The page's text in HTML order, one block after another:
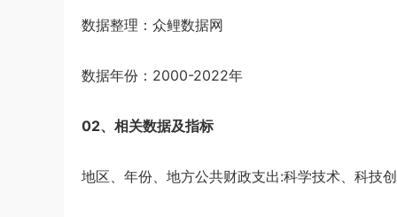
数据整理：众鲤数据网
数据年份：2000-2022年
02、相关数据及指标
地区、年份、地方公共财政支出:科学技术、科技